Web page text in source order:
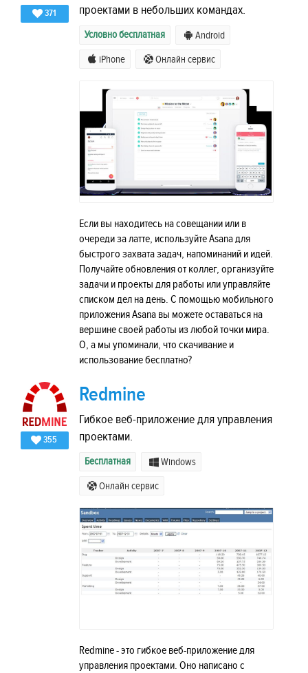
371
проектами в небольших командах.
Условно бесплатная Android
iPhone Онлайн сервис
Если вы находитесь на совещании или в
очереди за латте, используйте Asana для
быстрого захвата задач, напоминаний и идей.
Получайте обновления от коллег, организуйте
задачи и проекты для работы или управляйте
списком дел на день. С помощью мобильного
приложения Asana вы можете оставаться на
вершине своей работы из любой точки мира.
О, а мы упоминали, что скачивание и
использование бесплатно?
355
Redmine
Гибкое веб-приложение для управления
проектами.
Бесплатная Windows
Онлайн сервис
Redmine - это гибкое веб-приложение для
управления проектами. Оно написано с